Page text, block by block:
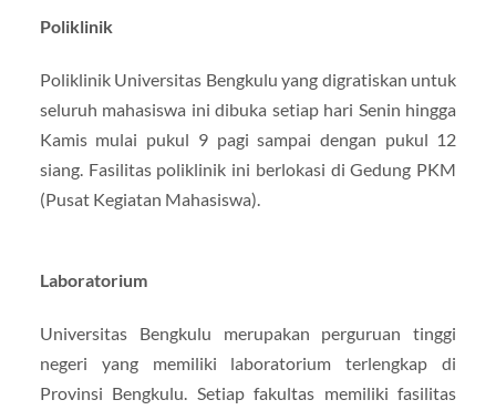
Poliklinik
Poliklinik Universitas Bengkulu yang digratiskan untuk
seluruh mahasiswa ini dibuka setiap hari Senin hingga
Kamis mulai pukul 9 pagi sampai dengan pukul 12
siang. Fasilitas poliklinik ini berlokasi di Gedung PKM
(Pusat Kegiatan Mahasiswa).
Laboratorium
Universitas Bengkulu merupakan perguruan tinggi
negeri yang memiliki laboratorium terlengkap di
Provinsi Bengkulu. Setiap fakultas memiliki fasilitas